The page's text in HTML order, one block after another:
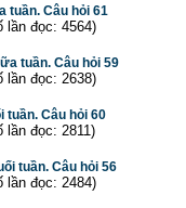
tuần. Câu hỏi 61
lần đọc: 4564)
tuần. Câu hỏi 59
lần đọc: 2638)
tuần. Câu hỏi 60
lần đọc: 2811)
tuần. Câu hỏi 56
lần đọc: 2484)